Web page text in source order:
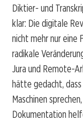
Diktier- und
klar: Die digitale
nicht mehr nur eine
radikale
Jura und Remote-
hätte gedacht,
Maschinen
Dokumentation